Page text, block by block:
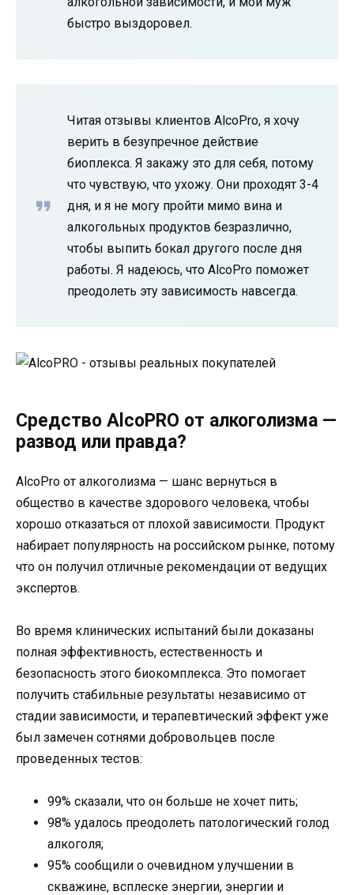
быстро выздоровел.
Читая отзывы клиентов AlcoPro, я хочу
верить в безупречное действие
биоплекса. Я закажу это для себя, потому
что чувствую, что ухожу. Они проходят 3-4
дня, и я не могу пройти мимо вина и
алкогольных продуктов безразлично,
чтобы выпить бокал другого после дня
работы. Я надеюсь, что AlcoPro поможет
преодолеть эту зависимость навсегда.
Средство AlcoPRO от алкоголизма —
развод или правда?
AlcoPro от алкоголизма — шанс вернуться в
общество в качестве здорового человека, чтобы
хорошо отказаться от плохой зависимости. Продукт
набирает популярность на российском рынке, потому
что он получил отличные рекомендации от ведущих
экспертов.
Во время клинических испытаний были доказаны
полная эффективность, естественность и
безопасность этого биокомплекса. Это помогает
получить стабильные результаты независимо от
стадии зависимости, и терапевтический эффект уже
был замечен сотнями добровольцев после
проведенных тестов:
99% сказали, что он больше не хочет пить;
98% удалось преодолеть патологический голод
алкоголя;
95% сообщили о очевидном улучшении в
скважине, всплеске энергии, энергии и